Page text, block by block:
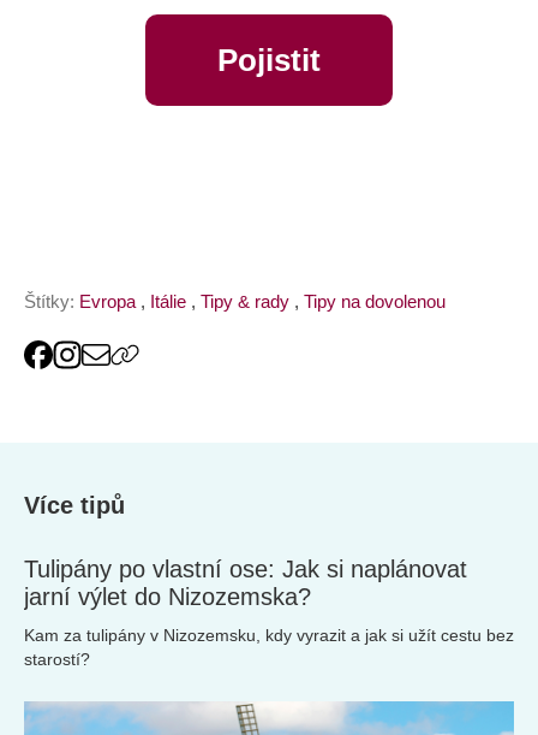
Pojistit
Štítky: Evropa , Itálie , Tipy & rady , Tipy na dovolenou
Více tipů
Tulipány po vlastní ose: Jak si naplánovat
jarní výlet do Nizozemska?
Kam za tulipány v Nizozemsku, kdy vyrazit a jak si užít cestu bez
starostí?